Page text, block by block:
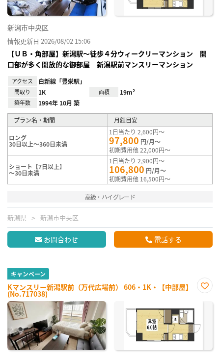
新潟市中央区
情報更新日 2026/08/02 15:06
【ＵＢ・角部屋】新潟駅～徒歩４分ウィークリーマンション 開
口部が多く開放的な御部屋 新潟駅前マンスリーマンション
アクセス 白新線「豊栄駅」
間取り 1K 面積 19m²
築年数 1994年 10月 築
プラン名・期間 月額目安
ロング
30日以上～360日未満
1日当たり 2,600円～
97,800 円/月～
初期費用他 22,000円～
ショート【7日以上】
～30日未満
1日当たり 2,900円～
106,800 円/月～
初期費用他 16,500円～
高級・ハイグレード
新潟県 新潟市中央区
お問合わせ 電話する
キャンペーン
Kマンスリー新潟駅前（万代広場前） 606・1K・【中部屋】
(No.717038)
に入